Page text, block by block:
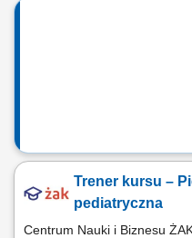
Trener kursu –
pediatryczna
Centrum Nauki i Biznesu